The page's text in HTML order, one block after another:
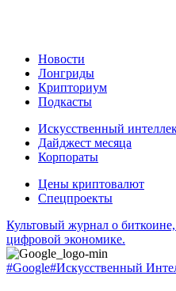
Новости
Лонгриды
Крипториум
Подкасты
Искусственный
Дайджест месяца
Корпораты
Цены криптовалют
Спецпроекты
Культовый журнал о
цифровой экономике.
#Google#Искусственный